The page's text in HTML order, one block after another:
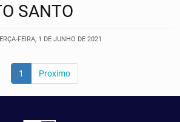
SANTO
FEIRA, 1 DE JUNHO DE 2021
1 Proximo